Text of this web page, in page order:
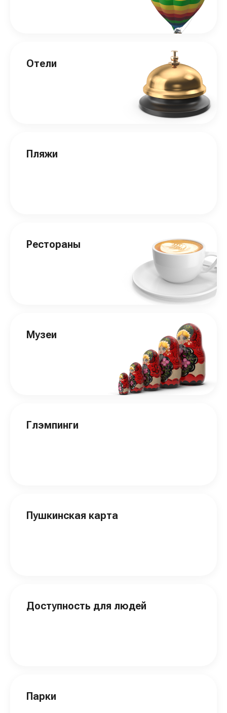
Отели
Пляжи
Рестораны
Музеи
Глэмпинги
Пушкинская карта
Доступность для людей
Парки